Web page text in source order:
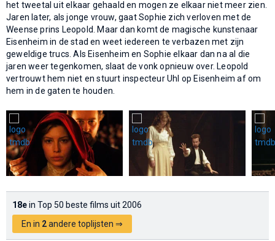
het tweetal uit elkaar gehaald en mogen ze elkaar niet meer zien.
Jaren later, als jonge vrouw, gaat Sophie zich verloven met de
Weense prins Leopold. Maar dan komt de magische kunstenaar
Eisenheim in de stad en weet iedereen te verbazen met zijn
geweldige trucs. Als Eisenheim en Sophie elkaar dan na al die
jaren weer tegenkomen, slaat de vonk opnieuw over. Leopold
vertrouwt hem niet en stuurt inspecteur Uhl op Eisenheim af om
hem in de gaten te houden.
18ein Top 50 beste films uit 2006
En in 2andere toplijsten ⇒